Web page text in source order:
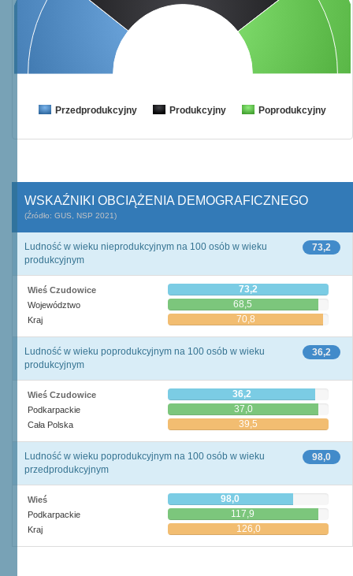
Przedprodukcyjny Produkcyjny Poprodukcyjny
WSKAŹNIKI OBCIĄŻENIA DEMOGRAFICZNEGO
(Źródło: GUS, NSP 2021)
73,2
Ludność w wieku nieprodukcyjnym na 100 osób w wieku
produkcyjnym
Wieś Czudowice 73,2
Województwo 68,5
Kraj 70,8
36,2
Ludność w wieku poprodukcyjnym na 100 osób w wieku
produkcyjnym
Wieś Czudowice 36,2
Podkarpackie 37,0
Cała Polska 39,5
98,0
Ludność w wieku poprodukcyjnym na 100 osób w wieku
przedprodukcyjnym
Wieś 98,0
Podkarpackie 117,9
Kraj 126,0